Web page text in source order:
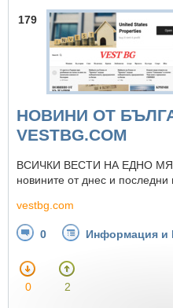
179
НОВИНИ ОТ
VESTBG.COM
ВСИЧКИ ВЕСТИ НА ЕДНО
новините от днес и последни
vestbg.com
0 Информация и
0 2